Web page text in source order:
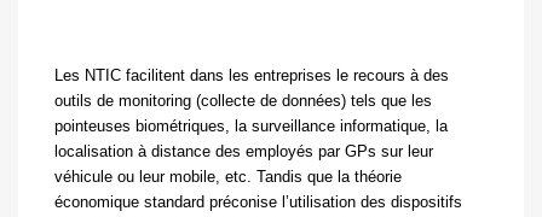
Les NTIC facilitent dans les entreprises le recours à des
outils de monitoring (collecte de données) tels que les
pointeuses biométriques, la surveillance informatique, la
localisation à distance des employés par GPs sur leur
véhicule ou leur mobile, etc. Tandis que la théorie
économique standard préconise l’utilisation des dispositifs